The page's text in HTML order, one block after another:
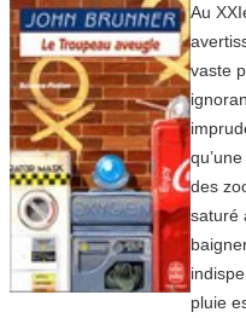
Au
vaste
des
saturé
pluie